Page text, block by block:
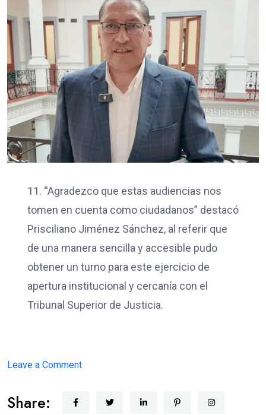
11. “Agradezco que estas audiencias nos
tomen en cuenta como ciudadanos” destacó
Prisciliano Jiménez Sánchez, al referir que
de una manera sencilla y accesible pudo
obtener un turno para este ejercicio de
apertura institucional y cercanía con el
Tribunal Superior de Justicia.
Leave a Commenton
CERCANA
Share: